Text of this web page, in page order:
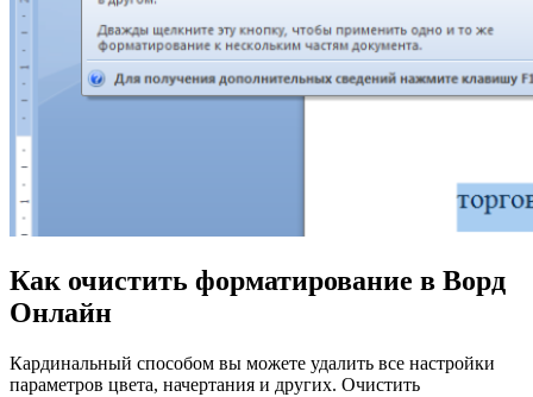
Как очистить форматирование в Ворд
Онлайн
Кардинальный способом вы можете удалить все настройки
параметров цвета, начертания и других. Очистить